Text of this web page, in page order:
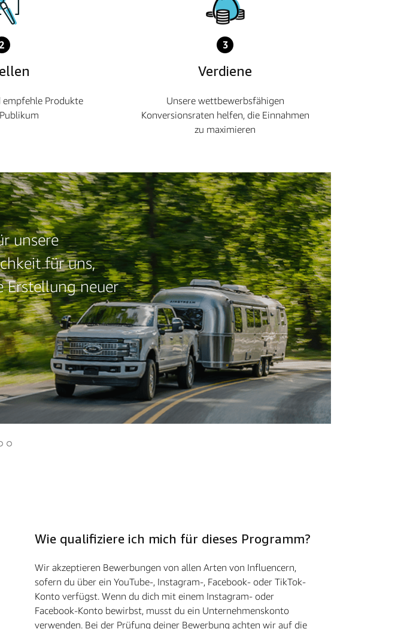
2
empfehle Produkte
3
Verdiene
Unsere wettbewerbsfähigen
Konversionsraten helfen, die Einnahmen
zu maximieren
unsere
für uns,
Erstellung neuer
Wie qualifiziere ich mich für dieses Programm?
Wir akzeptieren Bewerbungen von allen Arten von Influencern,
sofern du über ein YouTube-, Instagram-, Facebook- oder TikTok-
Konto verfügst. Wenn du dich mit einem Instagram- oder
Facebook-Konto bewirbst, musst du ein Unternehmenskonto
verwenden. Bei der Prüfung deiner Bewerbung achten wir auf die